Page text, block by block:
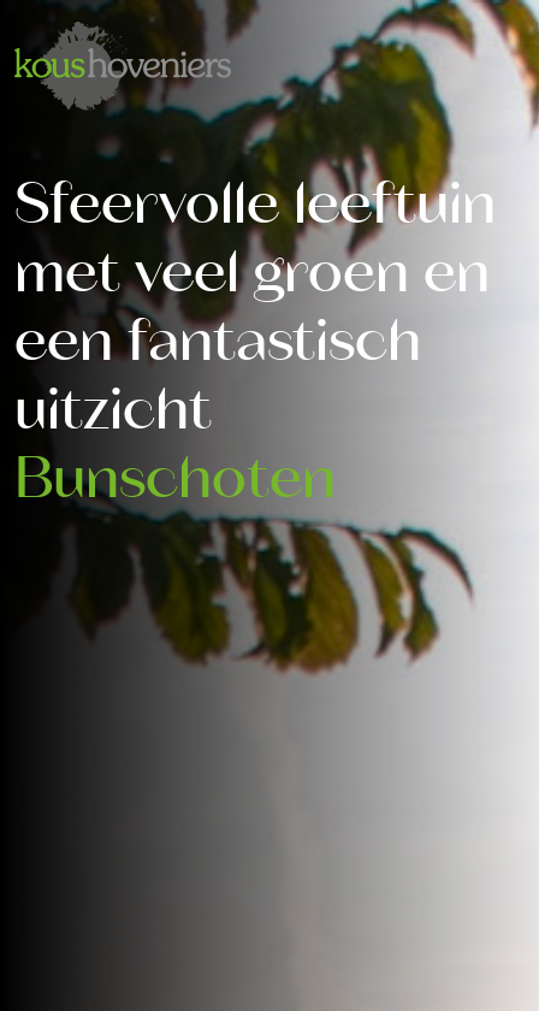
Sfeervolle leeftuin
met veel groen en
een fantastisch
uitzicht
Bunschoten